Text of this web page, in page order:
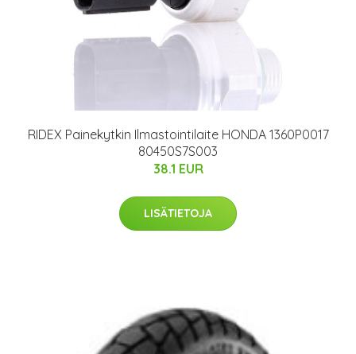
RIDEX Painekytkin Ilmastointilaite HONDA 1360P0017
80450S7S003
38.1 EUR
LISÄTIETOJA